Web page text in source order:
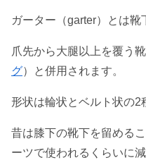
ガーター（garter）とは靴
爪先から大腿以上を覆う
グ）と併用されます。
形状は輪状とベルト状の2
昔は膝下の靴下を留める
ーツで使われるくらいに